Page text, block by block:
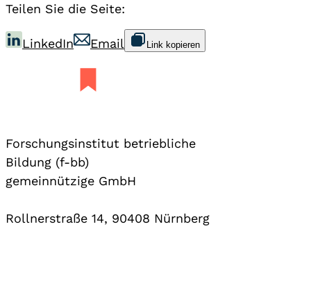
Teilen Sie die Seite:
LinkedIn Email Link kopieren
Forschungsinstitut betriebliche
Bildung (f-bb)
gemeinnützige GmbH
Rollnerstraße 14, 90408 Nürnberg